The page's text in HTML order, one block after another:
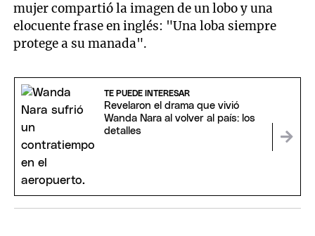
mujer compartió la imagen de un lobo y una
elocuente frase en inglés: "Una loba siempre
protege a su manada".
TE PUEDE INTERESAR
Revelaron el drama que vivió
Wanda Nara al volver al país: los
detalles